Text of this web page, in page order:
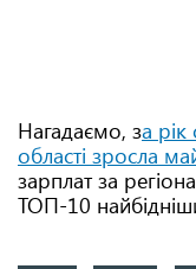
Нагадаємо, за рік
області зросла
зарплат за
ТОП-10